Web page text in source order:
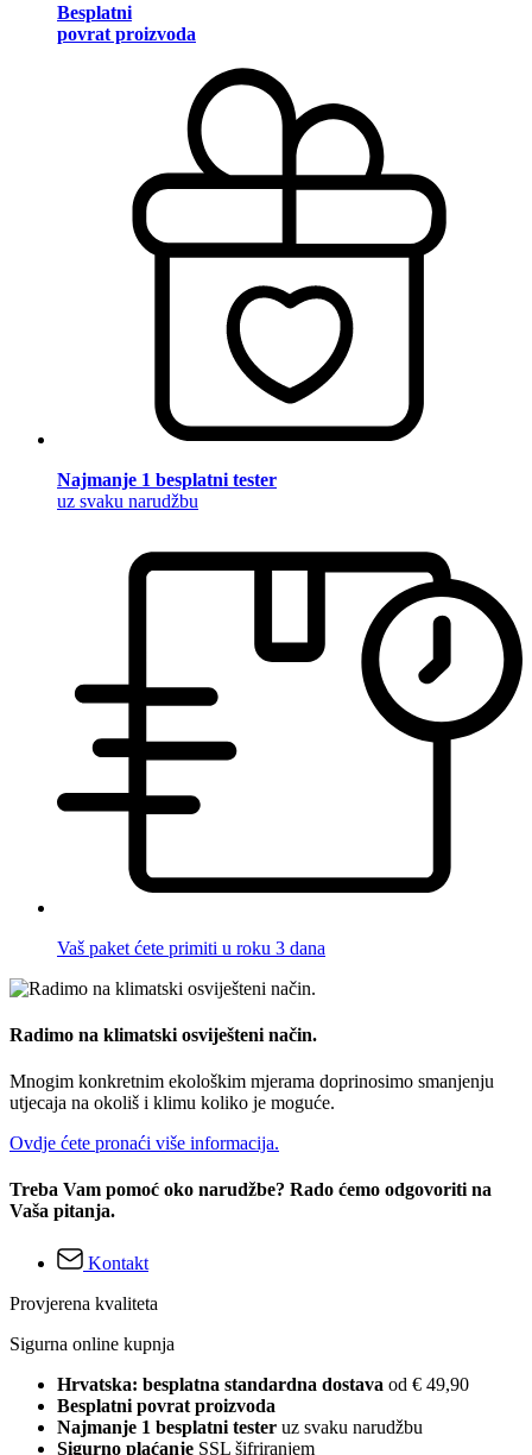
Besplatni
povrat proizvoda
Najmanje 1 besplatni tester
uz svaku narudžbu
Vaš paket ćete primiti u roku 3 dana
Radimo na klimatski osviješteni način.
Mnogim konkretnim ekološkim mjerama doprinosimo smanjenju
utjecaja na okoliš i klimu koliko je moguće.
Ovdje ćete pronaći više informacija.
Treba Vam pomoć oko narudžbe? Rado ćemo odgovoriti na
Vaša pitanja.
Kontakt
Provjerena kvaliteta
Sigurna online kupnja
Hrvatska: besplatna standardna dostava od € 49,90
Besplatni povrat proizvoda
Najmanje 1 besplatni tester uz svaku narudžbu
Sigurno plaćanje SSL šifriranjem